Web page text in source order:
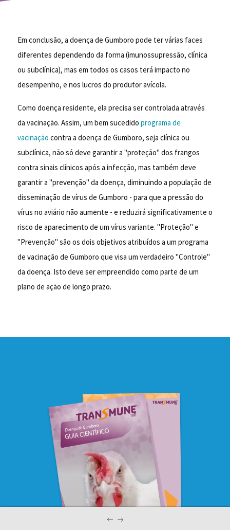
Em conclusão, a doença de Gumboro pode ter várias faces
diferentes dependendo da forma (imunossupressão, clínica
ou subclínica), mas em todos os casos terá impacto no
desempenho, e nos lucros do produtor avícola.
Como doença residente, ela precisa ser controlada através
da vacinação. Assim, um bem sucedido programa de
vacinação contra a doença de Gumboro, seja clínica ou
subclínica, não só deve garantir a "proteção" dos frangos
contra sinais clínicos após a infecção, mas também deve
garantir a "prevenção" da doença, diminuindo a população de
disseminação de vírus de Gumboro - para que a pressão do
vírus no aviário não aumente - e reduzirá significativamente o
risco de aparecimento de um vírus variante. "Proteção" e
''Prevenção" são os dois objetivos atribuídos a um programa
de vacinação de Gumboro que visa um verdadeiro "Controle"
da doença. Isto deve ser empreendido como parte de um
plano de ação de longo prazo.